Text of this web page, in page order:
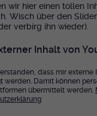
wir hier einen tollen
Wisch über den
verbirg ihn wieder).
Inhalt von
dass mir externe
werden. Damit können
übermittelt werden.
der Sitzung
der Cookie